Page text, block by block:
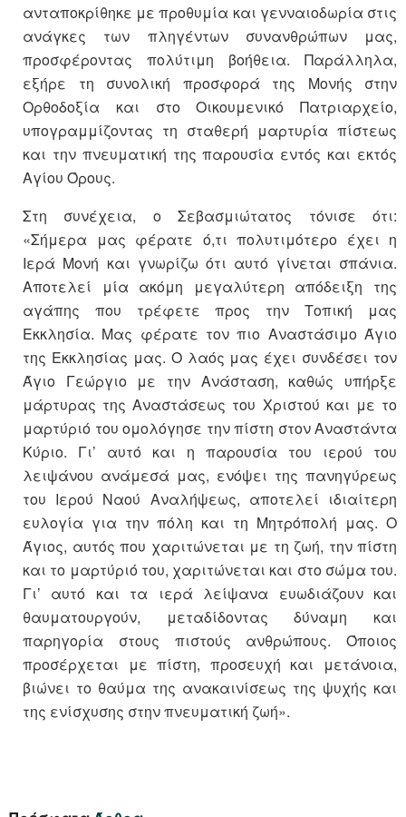
ανταποκρίθηκε με προθυμία και γενναιοδωρία στις
ανάγκες των πληγέντων συνανθρώπων μας,
προσφέροντας πολύτιμη βοήθεια. Παράλληλα,
εξήρε τη συνολική προσφορά της Μονής στην
Ορθοδοξία και στο Οικουμενικό Πατριαρχείο,
υπογραμμίζοντας τη σταθερή μαρτυρία πίστεως
και την πνευματική της παρουσία εντός και εκτός
Αγίου Όρους.
Στη συνέχεια, ο Σεβασμιώτατος τόνισε ότι:
«Σήμερα μας φέρατε ό,τι πολυτιμότερο έχει η
Ιερά Μονή και γνωρίζω ότι αυτό γίνεται σπάνια.
Αποτελεί μία ακόμη μεγαλύτερη απόδειξη της
αγάπης που τρέφετε προς την Τοπική μας
Εκκλησία. Μας φέρατε τον πιο Αναστάσιμο Άγιο
της Εκκλησίας μας. Ο λαός μας έχει συνδέσει τον
Άγιο Γεώργιο με την Ανάσταση, καθώς υπήρξε
μάρτυρας της Αναστάσεως του Χριστού και με το
μαρτύριό του ομολόγησε την πίστη στον Αναστάντα
Κύριο. Γι’ αυτό και η παρουσία του ιερού του
λειψάνου ανάμεσά μας, ενόψει της πανηγύρεως
του Ιερού Ναού Αναλήψεως, αποτελεί ιδιαίτερη
ευλογία για την πόλη και τη Μητρόπολή μας. Ο
Άγιος, αυτός που χαριτώνεται με τη ζωή, την πίστη
και το μαρτύριό του, χαριτώνεται και στο σώμα του.
Γι’ αυτό και τα ιερά λείψανα ευωδιάζουν και
θαυματουργούν, μεταδίδοντας δύναμη και
παρηγορία στους πιστούς ανθρώπους. Όποιος
προσέρχεται με πίστη, προσευχή και μετάνοια,
βιώνει το θαύμα της ανακαινίσεως της ψυχής και
της ενίσχυσης στην πνευματική ζωή».